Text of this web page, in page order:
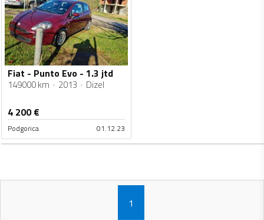
Fiat - Punto Evo - 1.3 jtd
149000 km 2013 Dizel
4 200€
Podgorica 01.12.23
1